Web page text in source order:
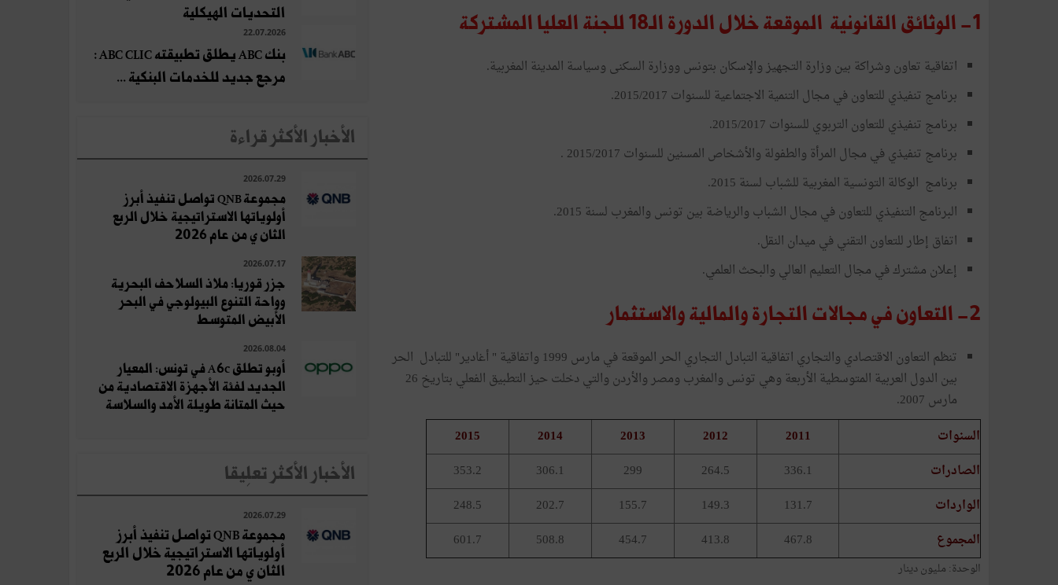
1- الوثائق القانونية الموقعة خلال الدورة الـ18 للجنة العليا المشتركة
اتفاقية تعاون وشراكة بين وزارة التجهيز والإسكان بتونس ووزارة السكنى وسياسة المدينة المغربية.
برنامج تنفيذي للتعاون في مجال التنمية الاجتماعية للسنوات 2015/2017.
برنامج تنفيذي للتعاون التربوي للسنوات 2015/2017.
برنامج تنفيذي في مجال المرأة والطفولة والأشخاص المسنين للسنوات 2015/2017 .
برنامج الوكالة التونسية المغربية للشباب لسنة 2015.
البرنامج التنفيذي للتعاون في مجال الشباب والرياضة بين تونس والمغرب لسنة 2015.
اتفاق إطار للتعاون التقني في ميدان النقل.
إعلان مشترك في مجال التعليم العالي والبحث العلمي.
2- التعاون في مجالات التجارة والمالية والاستثمار
تنظم التعاون الاقتصادي والتجاري اتفاقية التبادل التجاري الحر الموقعة في مارس 1999 واتفاقية " أغادير" للتبادل الحر
بين الدول العربية المتوسطية الأربعة وهي تونس والمغرب ومصر والأردن والتي دخلت حيز التطبيق الفعلي بتاريخ 26
مارس 2007.
السنوات
2011
2012
2013
2014
2015
الصادرات
336.1
264.5
299
306.1
353.2
الواردات
131.7
149.3
155.7
202.7
248.5
المجموع
467.8
413.8
454.7
508.8
601.7
الوحدة: مليون دينار
التحديات الهيكلية
22.07.2026
بنك ABC يطلق تطبيقته ABC CLIC :
مرجع جديد للخدمات البنكية ...
الأخبار الأكثر قراءة
2026.07.29
مجموعة QNB تواصل تنفيذ أبرز
أولوياتها الاستراتيجية خلال الربع
الثان ي من عام 2026
2026.07.17
جزر قوريا: ملاذ السلاحف البحرية
وواحة التنوع البيولوجي في البحر
الأبيض المتوسط
2026.08.04
أوبو تطلق A6c في تونس: المعيار
الجديد لفئة الأجهزة الاقتصادية من
حيث المتانة طويلة الأمد والسلاسة
الأخبار الأكثر تعلِيقا
2026.07.29
مجموعة QNB تواصل تنفيذ أبرز
أولوياتها الاستراتيجية خلال الربع
الثان ي من عام 2026